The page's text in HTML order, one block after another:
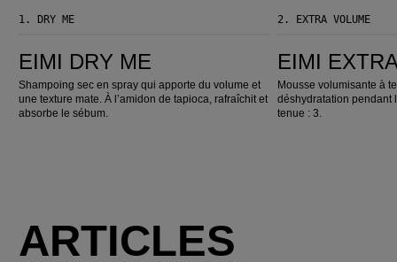
1. DRY ME
EIMI DRY ME
Shampoing sec en spray qui apporte du volume et
une texture mate. À l’amidon de tapioca, rafraîchit et
absorbe le sébum.
2. EXTRA VOLUME
EIMI
Mousse volumisante à
déshydratation pendant
tenue : 3.
ARTICLES